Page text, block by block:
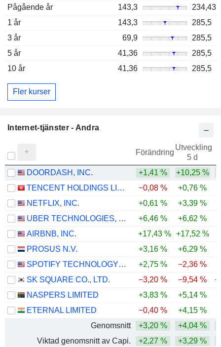
Pågående år
143,3
234,43
1 år
143,3
285,5
3 år
69,9
285,5
5 år
41,36
285,5
10 år
41,36 285,5
Fler kurser
Internet-tjänster - Andra
Förändring
Utveckling
5 d
DOORDASH, INC. +1,41 % +10,25 %
TENCENT HOLDINGS LIMITED
−0,08 % +0,76 %
NETFLIX, INC.
+0,61 % +3,39 %
UBER TECHNOLOGIES, INC.
+6,46 % +6,62 %
AIRBNB, INC.
+17,43 % +17,52 %
PROSUS N.V.
+3,16 % +6,29 %
SPOTIFY TECHNOLOGY S.A.
+2,75 % −2,36 %
SK SQUARE CO., LTD.
−3,20 % −9,54 %
NASPERS LIMITED
+3,83 % +5,14 %
ETERNAL LIMITED
−0,40 % +4,15 %
Genomsnitt
+3,20 % +4,04 %
Viktad genomsnitt av Capi.
+2,27 % +3,29 %